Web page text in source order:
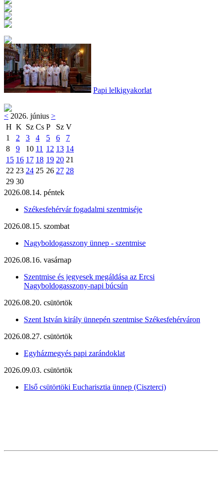
Papi lelkigyakorlat
< 2026. június >
H K Sz Cs P Sz V
1
2 3 4 5 6
7
8
9 10 11 12 13 14
15 16 17 18 19 20 21
22 23 24 25 26 27 28
29 30
2026.08.14. péntek
Székesfehérvár fogadalmi szentmiséje
2026.08.15. szombat
Nagyboldogasszony ünnep - szentmise
2026.08.16. vasárnap
Szentmise és jegyesek megáldása az Ercsi
Nagyboldogasszony-napi búcsún
2026.08.20. csütörtök
Szent István király ünnepén szentmise Székesfehérváron
2026.08.27. csütörtök
Egyházmegyés papi zarándoklat
2026.09.03. csütörtök
Első csütörtöki Eucharisztia ünnep (Ciszterci)